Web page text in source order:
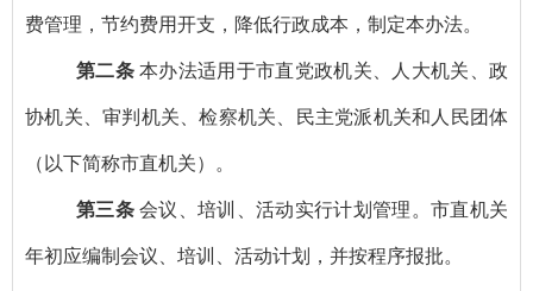
费管理，节约费用开支，降低行政成本，制定本办法。
第二条 本办法适用于市直党政机关、人大机关、政
协机关、审判机关、检察机关、民主党派机关和人民团体
（以下简称市直机关）。
第三条 会议、培训、活动实行计划管理。市直机关
年初应编制会议、培训、活动计划，并按程序报批。